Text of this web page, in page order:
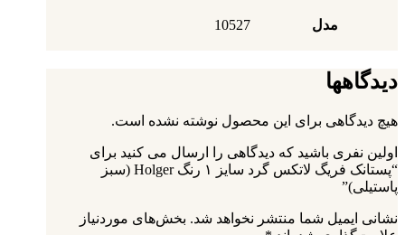
مدل 10527
دیدگاهها
هیچ دیدگاهی برای این محصول نوشته نشده است.
اولین نفری باشید که دیدگاهی را ارسال می کنید برای
“پستانک فریگ لاتکس گرد سایز ۱ رنگ Holger (سبز
پاستیلی)”
نشانی ایمیل شما منتشر نخواهد شد. بخش‌های موردنیاز